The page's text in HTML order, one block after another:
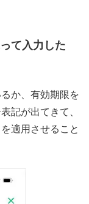
て入力した
か、有効期限を
記が出てきて、
適用させること